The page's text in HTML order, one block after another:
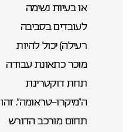
או בעיות נשימה
לעובדים בסביבה
רעילה) יכול להיות
מוכר כתאונת עבודה
תחת דוקטרינת
ה”מיקרו-טראומה”. זהו
תחום מורכב הדורש